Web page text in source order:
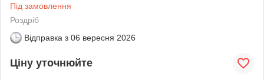
Під замовлення
Роздріб
Відправка з 06 вересня 2026
Ціну уточнюйте